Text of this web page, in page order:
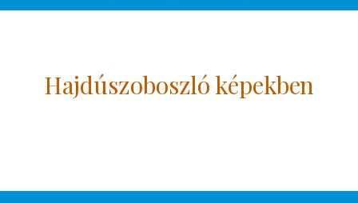
Hajdúszoboszló képekben